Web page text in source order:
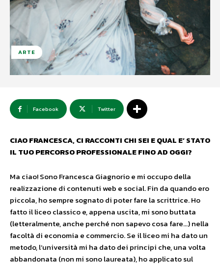
ARTE
Facebook Twitter
CIAO FRANCESCA, CI RACCONTI CHI SEI E QUAL E’ STATO
IL TUO PERCORSO PROFESSIONALE FINO AD OGGI?
Ma ciao! Sono Francesca Giagnorio e mi occupo della
realizzazione di contenuti web e social. Fin da quando ero
piccola, ho sempre sognato di poter fare la scrittrice. Ho
fatto il liceo classico e, appena uscita, mi sono buttata
(letteralmente, anche perché non sapevo cosa fare…) nella
facoltà di economia e commercio. Se il liceo mi ha dato un
metodo, l’università mi ha dato dei principi che, una volta
abbandonata (non mi sono laureata), ho applicato sul